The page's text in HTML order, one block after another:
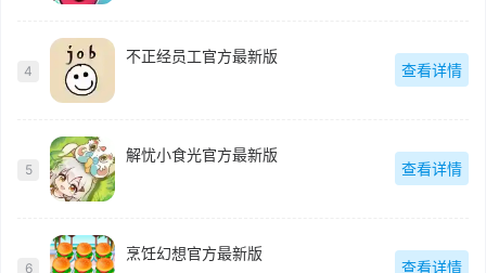
4
不正经员工官方最新版
查看详情
5
解忧小食光官方最新版
查看详情
6
烹饪幻想官方最新版
查看详情